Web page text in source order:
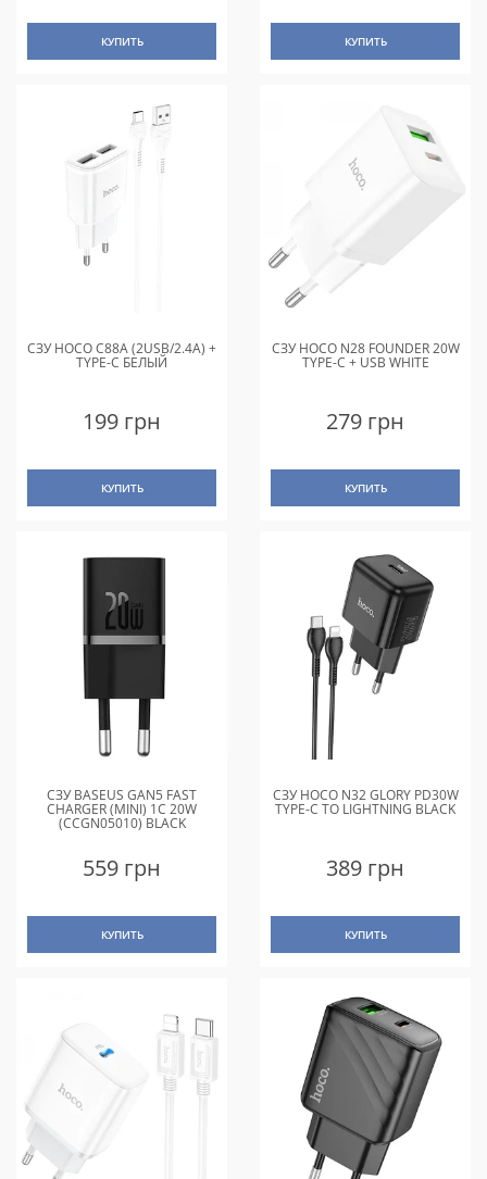
КУПИТЬ КУПИТЬ
СЗУ HOCO C88A (2USB/2.4A) +
TYPE-C БЕЛЫЙ
199 грн
КУПИТЬ
СЗУ HOCO N28 FOUNDER 20W
TYPE-C + USB WHITE
279 грн
КУПИТЬ
СЗУ BASEUS GAN5 FAST
CHARGER (MINI) 1C 20W
(CCGN05010) BLACK
559 грн
КУПИТЬ
СЗУ HOCO N32 GLORY PD30W
TYPE-C TO LIGHTNING BLACK
389 грн
КУПИТЬ